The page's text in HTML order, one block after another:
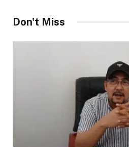
Don't Miss